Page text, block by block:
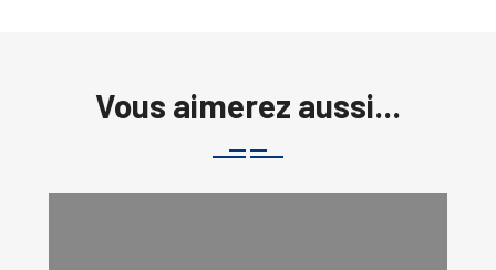
Vous aimerez aussi...